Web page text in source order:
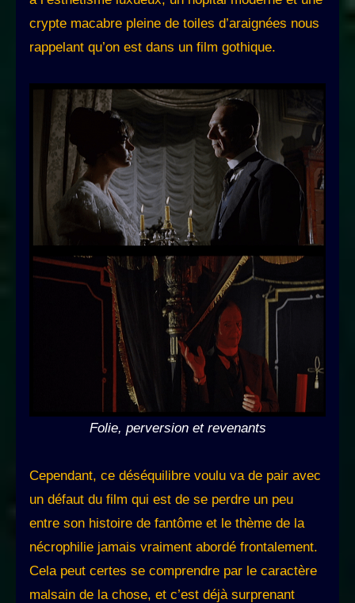
crypte macabre pleine de toiles d’araignées nous
rappelant qu’on est dans un film gothique.
Folie, perversion et revenants
Cependant, ce déséquilibre voulu va de pair avec
un défaut du film qui est de se perdre un peu
entre son histoire de fantôme et le thème de la
nécrophilie jamais vraiment abordé frontalement.
Cela peut certes se comprendre par le caractère
malsain de la chose, et c’est déjà surprenant